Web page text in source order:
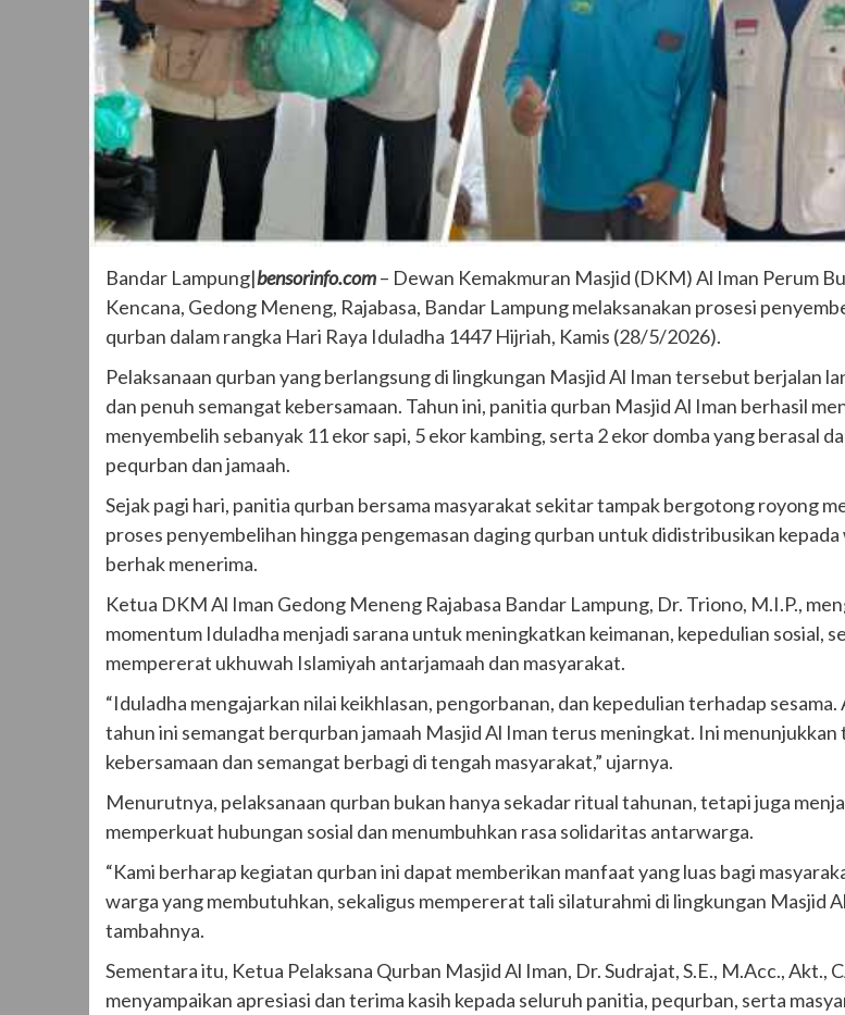
Bandar Lampung|bensorinfo.com– Dewan Kemakmuran Masjid (DKM) Al Iman Perum
Kencana, Gedong Meneng, Rajabasa, Bandar Lampung melaksanakan prosesi
qurban dalam rangka Hari Raya Iduladha 1447 Hijriah, Kamis (28/5/2026).
Pelaksanaan qurban yang berlangsung di lingkungan Masjid Al Iman tersebut berjalan
dan penuh semangat kebersamaan. Tahun ini, panitia qurban Masjid Al Iman berhasil
menyembelih sebanyak 11 ekor sapi, 5 ekor kambing, serta 2 ekor domba yang berasal
pequrban dan jamaah.
Sejak pagi hari, panitia qurban bersama masyarakat sekitar tampak bergotong royong
proses penyembelihan hingga pengemasan daging qurban untuk didistribusikan kepada
berhak menerima.
Ketua DKM Al Iman Gedong Meneng Rajabasa Bandar Lampung, Dr. Triono, M.I.P.,
momentum Iduladha menjadi sarana untuk meningkatkan keimanan, kepedulian sosial,
mempererat ukhuwah Islamiyah antarjamaah dan masyarakat.
“Iduladha mengajarkan nilai keikhlasan, pengorbanan, dan kepedulian terhadap sesama.
tahun ini semangat berqurban jamaah Masjid Al Iman terus meningkat. Ini menunjukkan
kebersamaan dan semangat berbagi di tengah masyarakat,” ujarnya.
Menurutnya, pelaksanaan qurban bukan hanya sekadar ritual tahunan, tetapi juga
memperkuat hubungan sosial dan menumbuhkan rasa solidaritas antarwarga.
“Kami berharap kegiatan qurban ini dapat memberikan manfaat yang luas bagi
warga yang membutuhkan, sekaligus mempererat tali silaturahmi di lingkungan Masjid Al
tambahnya.
Sementara itu, Ketua Pelaksana Qurban Masjid Al Iman, Dr. Sudrajat, S.E., M.Acc., Akt.,
menyampaikan apresiasi dan terima kasih kepada seluruh panitia, pequrban, serta